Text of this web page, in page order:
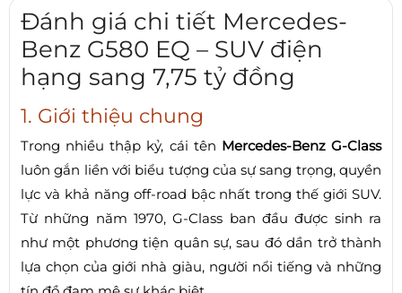
Đánh giá chi tiết Mercedes-
Benz G580 EQ – SUV điện
hạng sang 7,75 tỷ đồng
1. Giới thiệu chung
Trong nhiều thập kỷ, cái tên Mercedes-Benz G-Class
luôn gắn liền với biểu tượng của sự sang trọng, quyền
lực và khả năng off-road bậc nhất trong thế giới SUV.
Từ những năm 1970, G-Class ban đầu được sinh ra
như một phương tiện quân sự, sau đó dần trở thành
lựa chọn của giới nhà giàu, người nổi tiếng và những